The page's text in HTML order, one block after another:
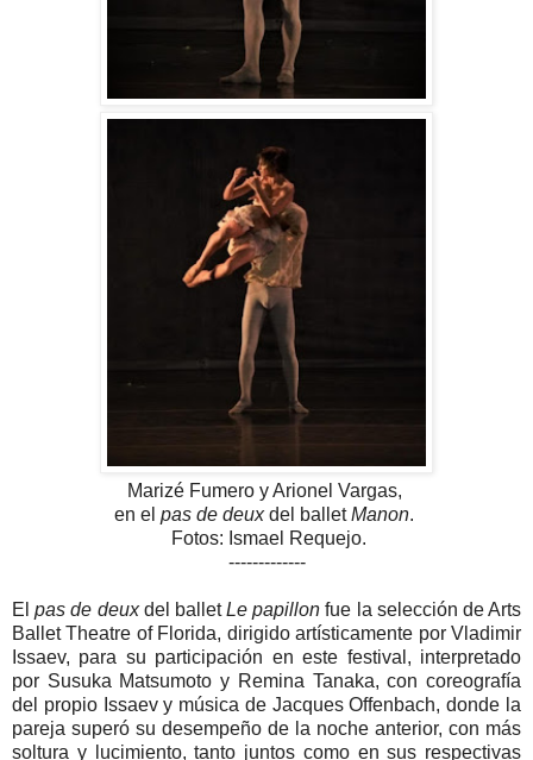
Marizé Fumero y Arionel Vargas,
en el pas de deuxdel balletManon.
Fotos: Ismael Requejo.
-------------
Elpas de deuxdel balletLe papillon fue la selección de Arts
Ballet Theatre of Florida, dirigido artísticamente por Vladimir
Issaev, para su participación en este festival, interpretado
por Susuka Matsumoto y Remina Tanaka, con coreografía
del propio Issaev y música de Jacques Offenbach, donde la
pareja superó su desempeño de la noche anterior, con más
soltura y lucimiento, tanto juntos como en sus respectivas